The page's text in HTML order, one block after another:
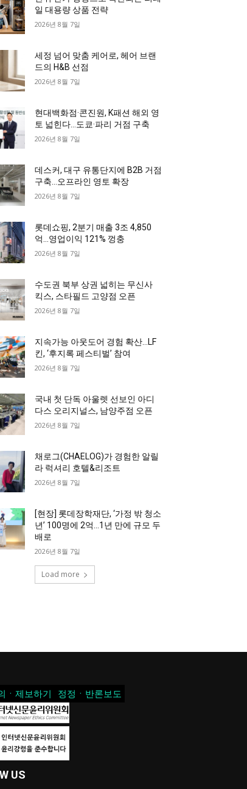
일 대용량 상품 전략
2026년 8월 7일
세정 넘어 맞춤 케어로, 헤어 브랜
드의 H&B 선점
2026년 8월 7일
현대백화점·콘진원, K패션 해외 영
토 넓힌다…도쿄·파리 거점 구축
2026년 8월 7일
데스커, 대구 유통단지에 B2B 거점
구축…오프라인 영토 확장
2026년 8월 7일
롯데쇼핑, 2분기 매출 3조 4,850
억…영업이익 121% 껑충
2026년 8월 7일
수도권 북부 상권 넓히는 무신사
킥스, 스타필드 고양점 오픈
2026년 8월 7일
지속가능 아웃도어 경험 확산…LF
킨, ‘후지록 페스티벌’ 참여
2026년 8월 7일
국내 첫 단독 아울렛 선보인 아디
다스 오리지널스, 남양주점 오픈
2026년 8월 7일
채로그(CHAELOG)가 경험한 알릴
라 럭셔리 호텔&리조트
2026년 8월 7일
[현장] 롯데장학재단, ‘가정 밖 청소
년’ 100명에 2억…1년 만에 규모 두
배로
2026년 8월 7일
Load more
ㆍ제보하기
정정ㆍ반론보도
US